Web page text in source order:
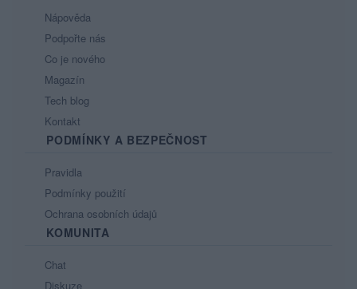
Nápověda
Podpořte nás
Co je nového
Magazín
Tech blog
Kontakt
PODMÍNKY A BEZPEČNOST
Pravidla
Podmínky použití
Ochrana osobních údajů
KOMUNITA
Chat
Diskuze